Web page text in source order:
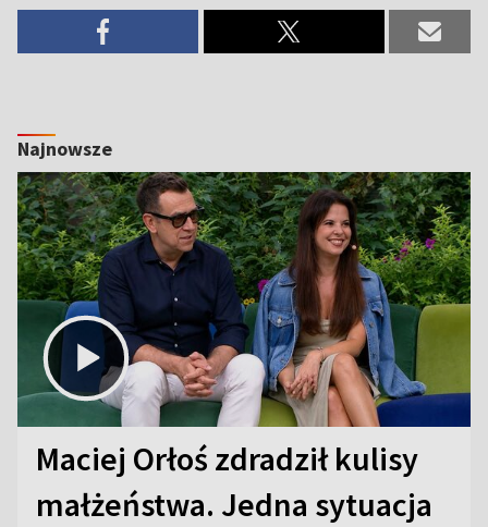
Najnowsze
Maciej Orłoś zdradził kulisy
małżeństwa. Jedna sytuacja